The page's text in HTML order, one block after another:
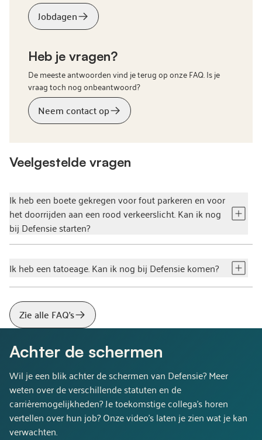
Jobdagen
Heb je vragen?
De meeste antwoorden vind je terug op onze FAQ. Is je
vraag toch nog onbeantwoord?
Neem contact op
Veelgestelde vragen
Ik heb een boete gekregen voor fout parkeren en voor
het doorrijden aan een rood verkeerslicht. Kan ik nog
bij Defensie starten?
Ik heb een tatoeage. Kan ik nog bij Defensie komen?
Zie alle FAQ's
Achter de schermen
Wil je een blik achter de schermen van Defensie? Meer
weten over de verschillende statuten en de
carrièremogelijkheden? Je toekomstige collega’s horen
vertellen over hun job? Onze video’s laten je zien wat je kan
verwachten.